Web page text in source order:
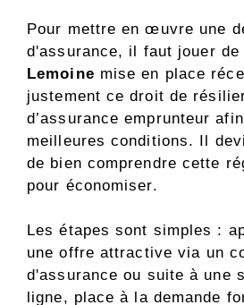
Pour mettre en œuvre une
d'assurance, il faut jouer
Lemoine mise en place
justement ce droit de
d’assurance emprunteur
meilleures conditions. Il
de bien comprendre cette
pour économiser.
Les étapes sont simples :
une offre attractive via un
d'assurance ou suite à une
ligne, place à la demande